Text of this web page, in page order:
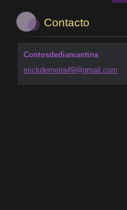
Contacto
Contosdediamantina
erickdemeira49@gmail.com